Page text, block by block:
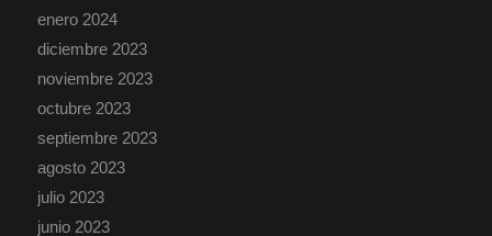
enero 2024
diciembre 2023
noviembre 2023
octubre 2023
septiembre 2023
agosto 2023
julio 2023
junio 2023